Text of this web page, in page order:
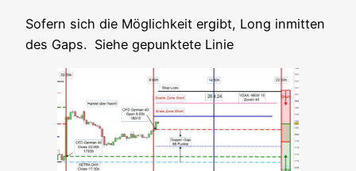
Sofern sich die Mög­lich­keit ergibt, Long inmit­ten
des Gaps. Sie­he gepunk­te­te Linie